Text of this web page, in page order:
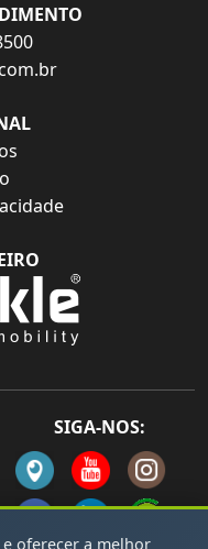
SIGA-NOS:
oferecer a melhor